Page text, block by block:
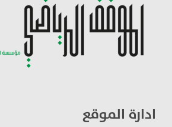
ادارة الموقع